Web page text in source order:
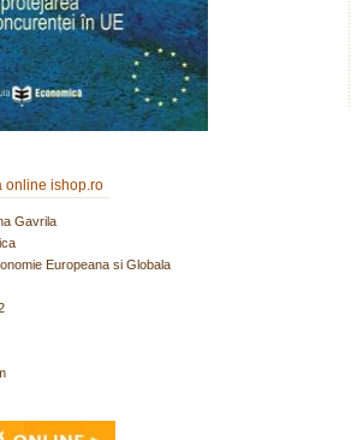
online ishop.ro
Gavrila
Europeana si Globala